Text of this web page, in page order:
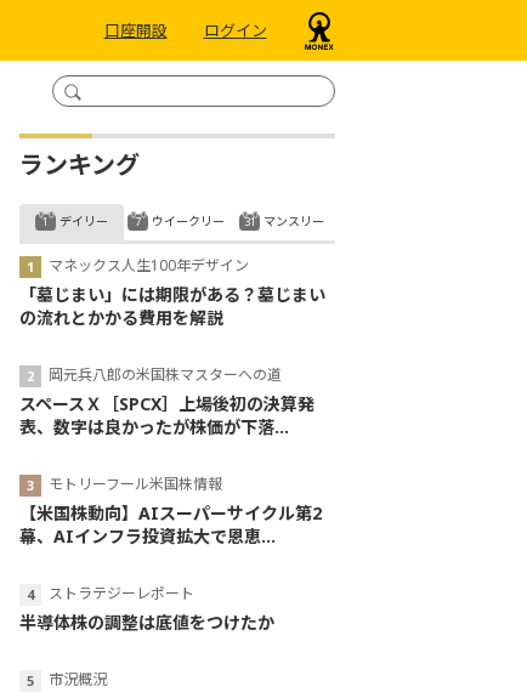
口座開設 ログイン
ランキング
デイリー
マネックス人生100年デザイン
「墓じまい」には期限がある？墓じまい
の流れとかかる費用を解説
岡元兵八郎の米国株マスターへの道
スペースＸ［SPCX］上場後初の決算発
表、数字は良かったが株価が下落...
モトリーフール米国株情報
【米国株動向】AIスーパーサイクル第2
幕、AIインフラ投資拡大で恩恵...
ストラテジーレポート
半導体株の調整は底値をつけたか
市況概況
ウイークリー マンスリー